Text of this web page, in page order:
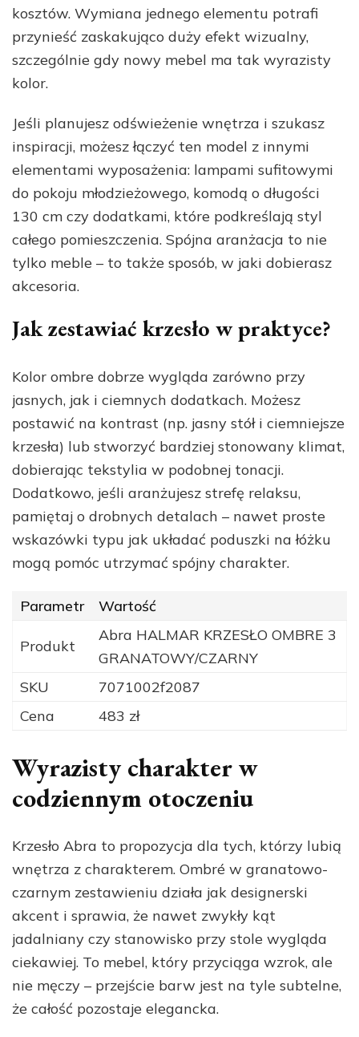
kosztów. Wymiana jednego elementu potrafi
przynieść zaskakująco duży efekt wizualny,
szczególnie gdy nowy mebel ma tak wyrazisty
kolor.
Jeśli planujesz odświeżenie wnętrza i szukasz
inspiracji, możesz łączyć ten model z innymi
elementami wyposażenia: lampami sufitowymi
do pokoju młodzieżowego, komodą o długości
130 cm czy dodatkami, które podkreślają styl
całego pomieszczenia. Spójna aranżacja to nie
tylko meble – to także sposób, w jaki dobierasz
akcesoria.
Jak zestawiać krzesło w praktyce?
Kolor ombre dobrze wygląda zarówno przy
jasnych, jak i ciemnych dodatkach. Możesz
postawić na kontrast (np. jasny stół i ciemniejsze
krzesła) lub stworzyć bardziej stonowany klimat,
dobierając tekstylia w podobnej tonacji.
Dodatkowo, jeśli aranżujesz strefę relaksu,
pamiętaj o drobnych detalach – nawet proste
wskazówki typu jak układać poduszki na łóżku
mogą pomóc utrzymać spójny charakter.
Parametr Wartość
Produkt
Abra HALMAR KRZESŁO OMBRE 3
GRANATOWY/CZARNY
SKU
7071002f2087
Cena
483 zł
Wyrazisty charakter w
codziennym otoczeniu
Krzesło Abra to propozycja dla tych, którzy lubią
wnętrza z charakterem. Ombré w granatowo-
czarnym zestawieniu działa jak designerski
akcent i sprawia, że nawet zwykły kąt
jadalniany czy stanowisko przy stole wygląda
ciekawiej. To mebel, który przyciąga wzrok, ale
nie męczy – przejście barw jest na tyle subtelne,
że całość pozostaje elegancka.